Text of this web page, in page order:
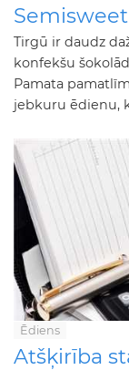
Tirgū ir daudz
konfekšu
Pamata
jebkuru ēdienu,
Ēdiens
Atšķirība